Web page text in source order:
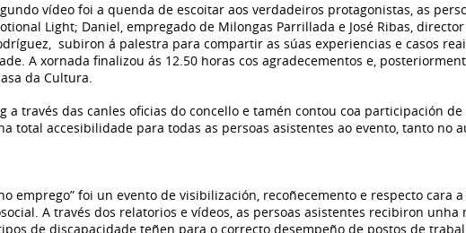
vídeo foi a quenda de escoitar aos verdadeiros protagonistas, as
Light; Daniel, empregado de Milongas Parrillada e José Ribas,
subiron á palestra para compartir as súas experiencias e casos
A xornada finalizou ás 12.50 horas cos agradecementos e,
da Cultura.
través das canles oficias do concello e tamén contou coa participación de
total accesibilidade para todas as persoas asistentes ao evento, tanto no
emprego” foi un evento de visibilización, recoñecemento e respecto cara
A través dos relatorios e vídeos, as persoas asistentes recibiron unha
de discapacidade teñen para o correcto desempeño de postos de